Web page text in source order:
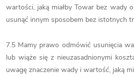
wartości, jaką miałby Towar bez wady
usunąć innym sposobem bez istotnych
7.5 Mamy prawo odmówić usunięcia
lub wiąże się z nieuzasadnionymi
uwagę znaczenie wady i wartość, jaką